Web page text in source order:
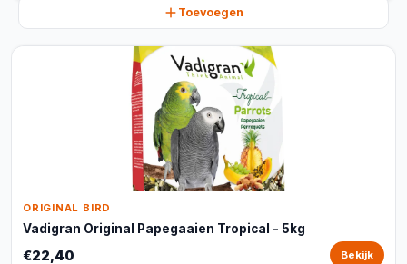
Toevoegen
ORIGINAL BIRD
Vadigran Original Papegaaien Tropical - 5kg
€22,40 Bekijk